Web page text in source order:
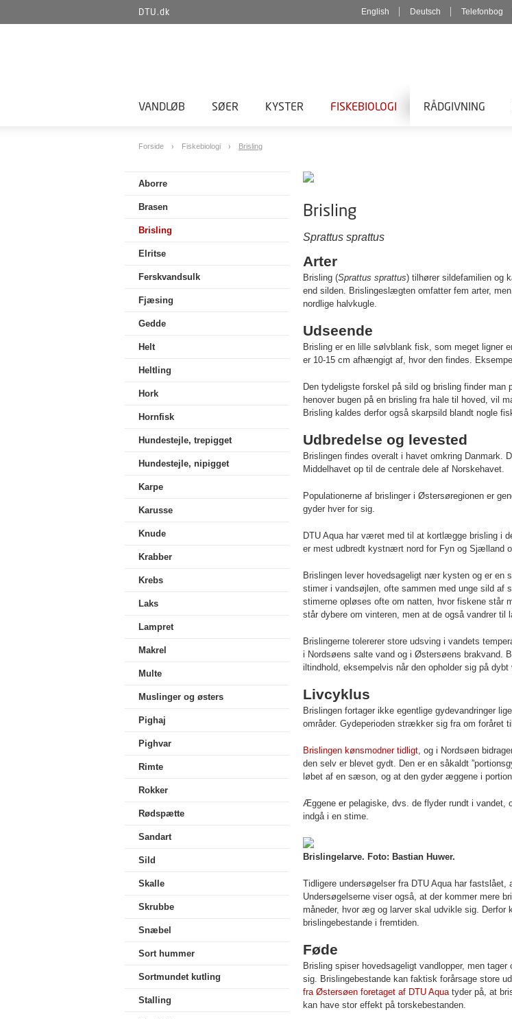
DTU.dk English Deutsch Telefonbog
VANDLØB SØER KYSTER FISKEBIOLOGI RÅDGIVNING
Forside Fiskebiologi Brisling
Aborre
Brasen
Brisling
Elritse
Ferskvandsulk
Fjæsing
Gedde
Helt
Heltling
Hork
Hornfisk
Hundestejle, trepigget
Hundestejle, nipigget
Karpe
Karusse
Knude
Krabber
Krebs
Laks
Lampret
Makrel
Multe
Muslinger og østers
Pighaj
Pighvar
Rimte
Rokker
Rødspætte
Sandart
Sild
Skalle
Skrubbe
Snæbel
Sort hummer
Sortmundet kutling
Stalling
Brisling
Sprattus sprattus
Arter
Brisling (Sprattus sprattus) tilhører sildefamilien og
end silden. Brislingeslægten omfatter fem arter,
nordlige halvkugle.
Udseende
Brisling er en lille sølvblank fisk, som meget ligner
er 10-15 cm afhængigt af, hvor den findes.
Den tydeligste forskel på sild og brisling finder
henover bugen på en brisling fra hale til hoved, vil
Brisling kaldes derfor også skarpsild blandt nogle
Udbredelse og levested
Brislingen findes overalt i havet omkring Danmark.
Middelhavet op til de centrale dele af Norskehavet.
Populationerne af brislinger i Østersøregionen er
gyder hver for sig.
DTU Aqua har været med til at kortlægge brisling i
er mest udbredt kystnært nord for Fyn og Sjælland
Brislingen lever hovedsageligt nær kysten og er
stimer i vandsøjlen, ofte sammen med unge sild
stimerne opløses ofte om natten, hvor fiskene står
står dybere om vinteren, men at de også vandrer til
Brislingerne tolererer store udsving i vandets
i Nordsøens salte vand og i Østersøens brakvand.
iltindhold, eksempelvis når den opholder sig på
Livcyklus
Brislingen fortager ikke egentlige gydevandringer
områder. Gydeperioden strækker sig fra om foråret
Brislingen kønsmodner tidligt, og i Nordsøen
den selv er blevet gydt. Den er en såkaldt
løbet af en sæson, og at den gyder æggene i
Æggene er pelagiske, dvs. de flyder rundt i vandet,
indgå i en stime.
Brislingelarve. Foto: Bastian Huwer.
Tidligere undersøgelser fra DTU Aqua har fastslået,
Undersøgelserne viser også, at der kommer mere
måneder, hvor æg og larver skal udvikle sig. Derfor
brislingebestande i fremtiden.
Føde
Brisling spiser hovedsageligt vandlopper, men
sig. Brislingebestande kan faktisk forårsage store
fra Østersøen foretaget af DTU Aquatyder på, at
kan have stor effekt på torskebestanden.